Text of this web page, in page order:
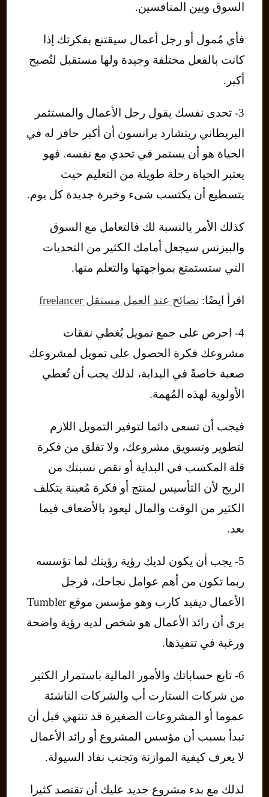
السوق وبين المنافسين.
فأي مُمول أو رجل أعمال سيقتنع بفكرتك إذا
كانت بالفعل مختلفة وجيدة ولها مستقبل لتُصبح
أكبر.
3- تحدى نفسك يقول رجل الأعمال والمستثمر
البريطاني ريتشارد برانسون أن أكبر حافز له في
الحياة هو أن يستمر في تحدي مع نفسه. فهو
يعتبر الحياة رحلة طويلة من التعليم حيث
يتسطيع أن يكتسب شىء وخبرة جديدة كل يوم.
كذلك الأمر بالنسبة لك فالتعامل مع السوق
والبيزنس سيجعل أمامك الكثير من التحديات
التي ستستمتع بمواجهتها والتعلم منها.
اقرأ ايضًا: نصائح عند العمل مستقل freelancer
4- احرص على جمع تمويل يُغطي نفقات
مشروعك فكرة الحصول على تمويل لمشروعك
صعبة خاصةً في البداية، لذلك يجب أن تُعطي
الأولوية لهذه المُهمة.
فيجب أن تسعى دائما لتوفير التمويل اللازم
لتطوير وتسويق مشروعك، ولا تقلق من فكرة
قلة المكسب في البداية أو نقص نسبتك من
الربح لأن التأسيس لمنتج أو فكرة مُعينة يتكلف
الكثير من الوقت والمال ليعود بالأضعاف فيما
بعد.
5- يجب أن يكون لديك رؤية رؤيتك لما تؤسسه
ربما تكون من أهم عوامل نجاحك، فرجل
الأعمال ديفيد كارب وهو مؤسس موقع Tumbler
يرى أن رائد الأعمال هو شخص لديه رؤية واضحة
ورغبة في تنفيذها.
6- تابع حساباتك والأمور المالية باستمرار الكثير
من شركات الستارت أب والشركات الناشئة
عموما أو المشروعات الصغيرة قد تنتهي قبل أن
تبدأ بسبب أن مؤسس المشروع أو رائد الأعمال
لا يعرف كيفية الموازنة وتجنب نفاد السيولة.
لذلك مع بدء مشروع جديد عليك أن تقتصد كثيرا